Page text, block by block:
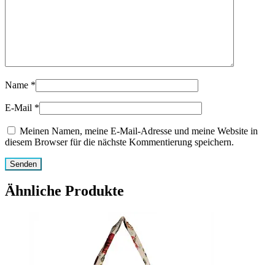
Name *
E-Mail *
Meinen Namen, meine E-Mail-Adresse und meine Website in
diesem Browser für die nächste Kommentierung speichern.
Ähnliche Produkte